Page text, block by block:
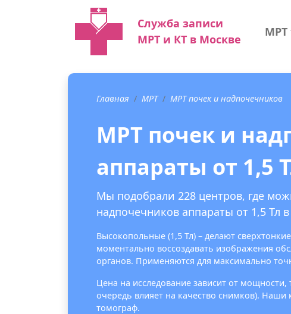
Служба записи
МРТ и КТ в Москве
МРТ
Главная МРТ МРТ почек и надпочечников
МРТ почек и
аппараты от 1,5
Мы подобрали 228 центров, где
надпочечников аппараты от 1,5 Тл
Высокопольные (1,5 Тл) – делают
моментально воссоздавать изображения
органов. Применяются для максимально
Цена на исследование зависит от
очередь влияет на качество снимков).
томограф.